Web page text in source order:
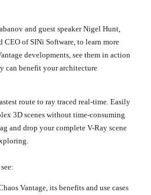
and guest speaker Nigel Hunt,
CEO of SINi Software, to learn more
developments, see them in action
can benefit your architecture
route to ray traced real-time. Easily
3D scenes without time-consuming
and drop your complete V-Ray scene
Vantage, its benefits and use cases